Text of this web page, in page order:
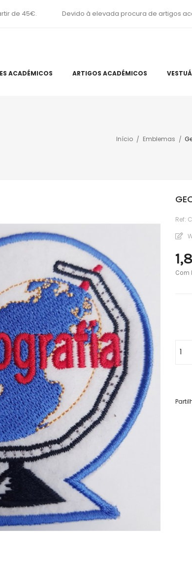
de 45€. Devido à elevada procura de artigos
ACADÉMICOS ARTIGOS ACADÉMICOS
Início Emblemas
Ref:
Com